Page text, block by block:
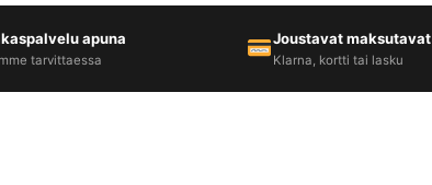
apuna
tarvittaessa
Joustavat maksutavat
Klarna, kortti tai lasku